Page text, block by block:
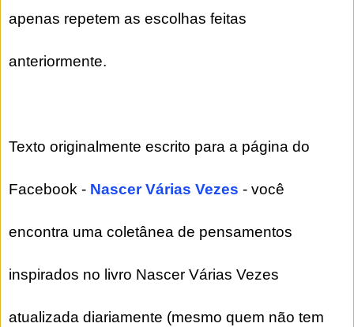
apenas repetem as escolhas feitas
anteriormente.
Texto originalmente escrito para a página do
Facebook - Nascer Várias Vezes - você
encontra uma coletânea de pensamentos
inspirados no livro Nascer Várias Vezes
atualizada diariamente (mesmo quem não tem